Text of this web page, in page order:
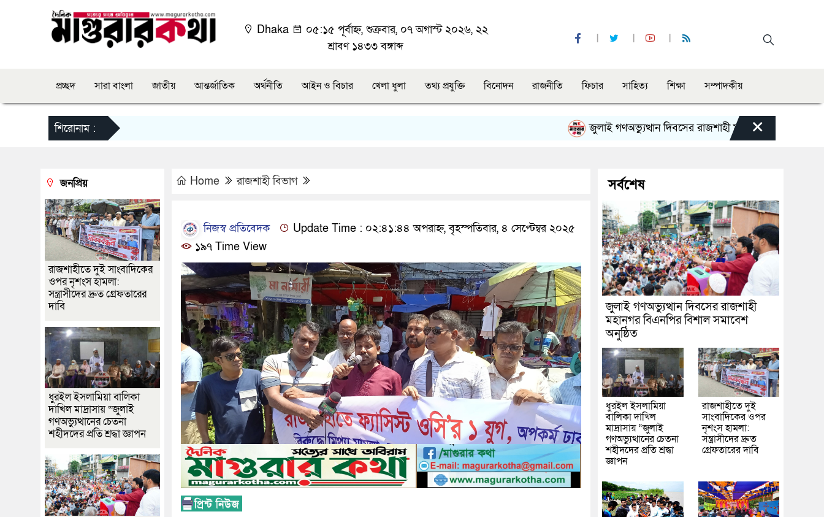
Dhaka
০৫:১৫ পূর্বাহ্ন, শুক্রবার, ০৭ অগাস্ট ২০২৬, ২২
শ্রাবণ ১৪৩৩ বঙ্গাব্দ
প্রচ্ছদ সারা বাংলা জাতীয় আন্তর্জাতিক অর্থনীতি আইন ও বিচার খেলা ধুলা তথ্য প্রযুক্তি বিনোদন রাজনীতি ফিচার সাহিত্য শিক্ষা সম্পাদকীয়
শিরোনাম : জুলাই গণঅভ্যুত্থান দিবসের রাজশাহী মহানগর বিএনপির বিশাল
×
Home রাজশাহী বিভাগ
নিজস্ব প্রতিবেদক
Update Time : ০২:৪১:৪৪ অপরাহ্ন, বৃহস্পতিবার, ৪ সেপ্টেম্বর ২০২৫
১৯৭ Time View
জনপ্রিয়
রাজশাহীতে দুই সাংবাদিকের
ওপর নৃশংস হামলা:
সন্ত্রাসীদের দ্রুত গ্রেফতারের
দাবি
ধুরইল ইসলামিয়া বালিকা
দাখিল মাদ্রাসায় “জুলাই
গণঅভ্যুত্থানের চেতনা
শহীদদের প্রতি শ্রদ্ধা জ্ঞাপন
সর্বশেষ
জুলাই গণঅভ্যুত্থান দিবসের রাজশাহী
মহানগর বিএনপির বিশাল সমাবেশ
অনুষ্ঠিত
ধুরইল ইসলামিয়া
বালিকা দাখিল
মাদ্রাসায় “জুলাই
গণঅভ্যুত্থানের চেতনা
শহীদদের প্রতি শ্রদ্ধা
জ্ঞাপন
রাজশাহীতে দুই
সাংবাদিকের ওপর
নৃশংস হামলা:
সন্ত্রাসীদের দ্রুত
গ্রেফতারের দাবি